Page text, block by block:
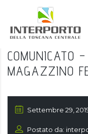
COMUNICATO
MAGAZZINO
Settembre 29,
Postato da: